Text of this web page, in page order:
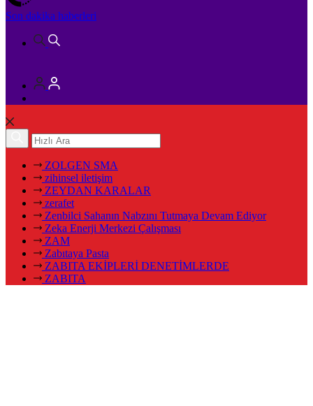
Son dakika haberleri
ZOLGEN SMA
zihinsel iletişim
ZEYDAN KARALAR
zerafet
Zenbilci Sahanın Nabzını Tutmaya Devam Ediyor
Zeka Enerji Merkezi Çalışması
ZAM
Zabıtaya Pasta
ZABITA EKİPLERİ DENETİMLERDE
ZABITA